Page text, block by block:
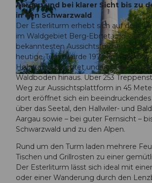
© Christian Betschart, Seetal Tourismus | CC-BY
© Diana Fry, Seetal Tourismus |CC-BY
Aargau und bei klarer Sicht bis zu
in den Schwarzwald
Der Esterliturm erhebt sich auf dem
im Waldgebiet Berg-Ebnet und zählt
bekanntesten Aussichtstürmen im
heutige Turm wurde 1974 anstelle
Holzturms errichtet und ragt 48 Meter
Waldboden hinaus. Über 253
Weg zur Aussichtsplattform in 45
dort eröffnet sich ein
über das Seetal, den Hallwiler- und
Aargau sowie – bei guter Fernsicht –
Schwarzwald und zu den Alpen.
Rund um den Turm laden mehrere
Tischen und Grillrosten zu einer
Der Esterliturm lässt sich ideal mit
oder einer Wanderung durch den